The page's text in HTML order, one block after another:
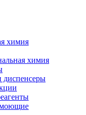
химия
химия
диспенсеры
моющие